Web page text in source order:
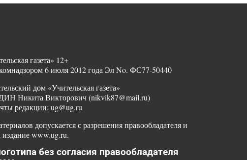
газета» 12+
6 июля 2012 года Эл No. ФС77-50440
дом «Учительская газета»
Никита Викторович (nikvik87@mail.ru)
редакции: ug@ug.ru
допускается с разрешения правообладателя и
www.ug.ru.
без согласия правообладателя